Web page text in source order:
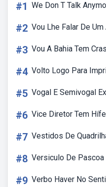
#1 We Don T Talk
#2 Vou Lhe Falar De
#3 Vou A Bahia Tem
#4 Volto Logo Para
#5 Vogal E Semivogal
#6 Vice Diretor Tem
#7 Vestidos De
#8 Versiculo De
#9 Verbo Haver No